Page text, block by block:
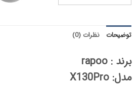
توضیحات نظرات (0)
برند : rapoo
مدل: X130Pro